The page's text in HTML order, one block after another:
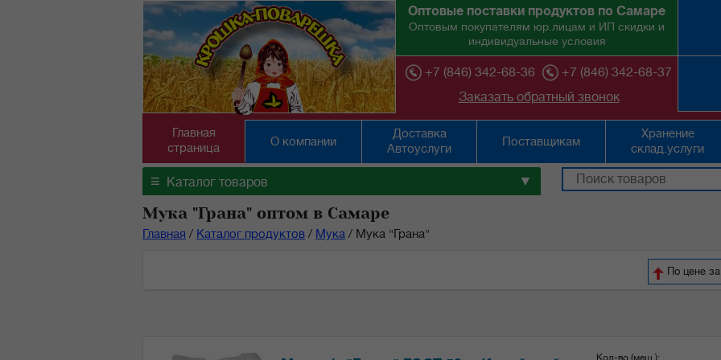
Оптовые поставки продуктов по Самаре
Оптовым покупателям юр.лицам и ИП скидки и
индивидуальные условия
+7 (846) 342-68-36
+7 (846) 342-68-37
Заказать обратный звонок
Главная
страница
О компании
Доставка
Автоуслуги
Поставщикам
Хранение
склад.услуги
≡ Каталог товаров ▼
Мука "Грана" оптом в Самаре
Главная / Каталог продуктов / Мука / Мука "Грана"
По цене
Кол-во (меш.):